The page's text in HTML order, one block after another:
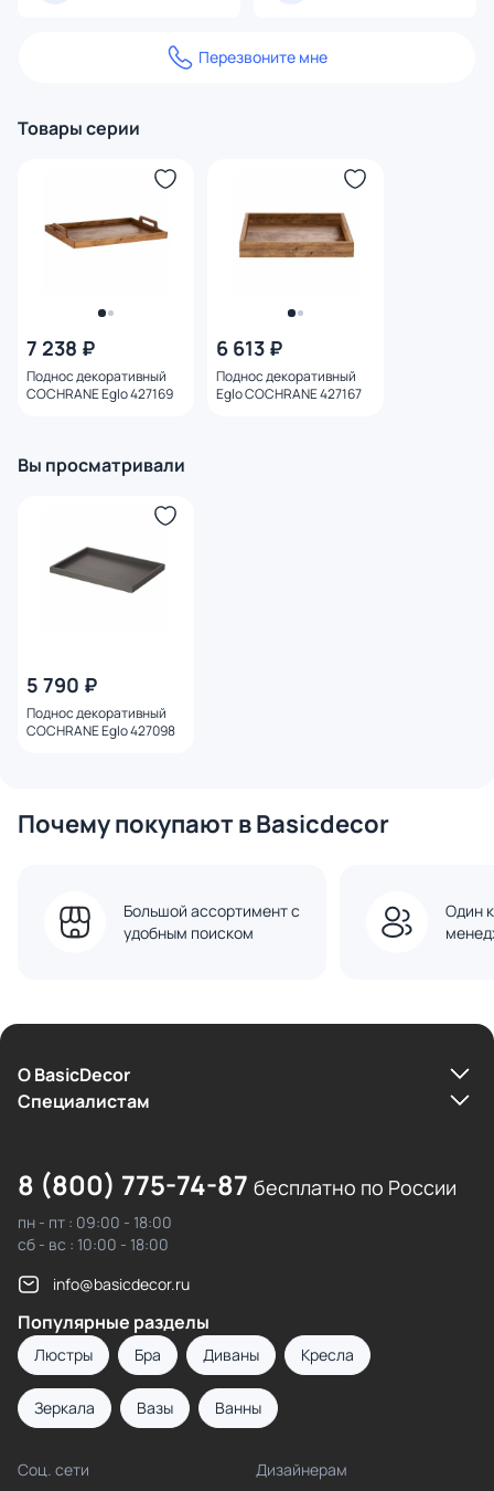
Перезвоните мне
Товары серии
7 238 ₽
Поднос декоративный
COCHRANE Eglo 427169
6 613 ₽
Поднос декоративный
Eglo COCHRANE 427167
Вы просматривали
5 790 ₽
Поднос декоративный
COCHRANE Eglo 427098
Почему покупают в Basicdecor
Большой ассортимент с
удобным поиском
Один
О BasicDecor
Cпециалистам
8 (800) 775-74-87 бесплатно по России
пн - пт : 09:00 - 18:00
сб - вс : 10:00 - 18:00
info@basicdecor.ru
Популярные разделы
Люстры Бра Диваны Кресла
Зеркала Вазы Ванны
Соц. сети Дизайнерам